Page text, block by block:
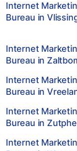
Internet
Bureau in
Internet
Bureau in
Internet
Bureau in
Internet
Bureau in
Internet